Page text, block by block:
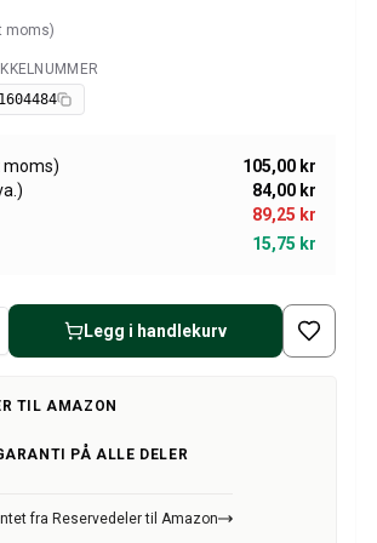
1800 (1961–73)
164
moms)
moms)
105,00 kr
84,00 kr
89,25 kr
15,75 kr
Legg i handlekurv
TIL AMAZON
PÅ ALLE DELER
fra Reservedeler til Amazon